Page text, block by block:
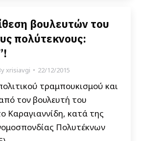
βουλευτών του
πολύτεκνους:
xrisiavgi 22/12/2015
τραμπουκισμού και
τον βουλευτή του
Καραγιαννίδη, κατά της
Πολυτέκνων